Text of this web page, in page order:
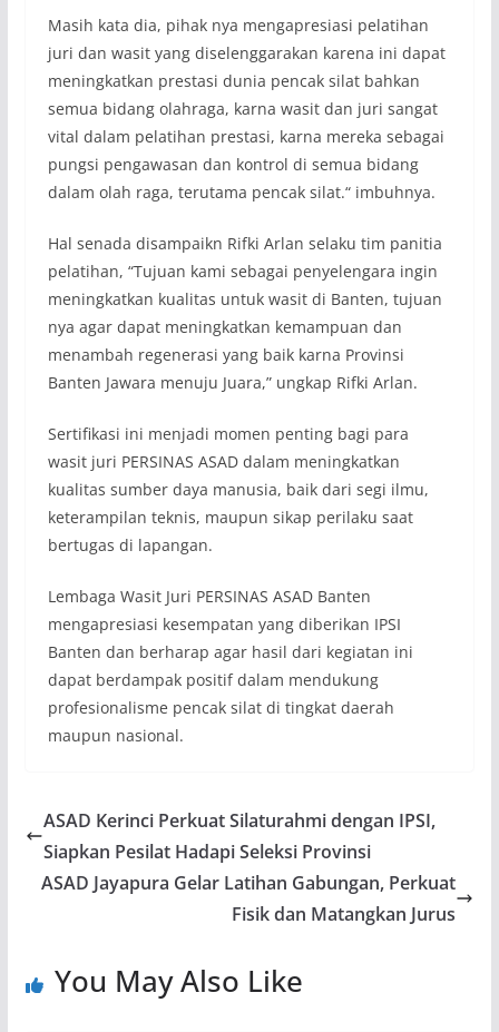
Masih kata dia, pihak nya mengapresiasi pelatihan
juri dan wasit yang diselenggarakan karena ini dapat
meningkatkan prestasi dunia pencak silat bahkan
semua bidang olahraga, karna wasit dan juri sangat
vital dalam pelatihan prestasi, karna mereka sebagai
pungsi pengawasan dan kontrol di semua bidang
dalam olah raga, terutama pencak silat.“ imbuhnya.
Hal senada disampaikn Rifki Arlan selaku tim panitia
pelatihan, “Tujuan kami sebagai penyelengara ingin
meningkatkan kualitas untuk wasit di Banten, tujuan
nya agar dapat meningkatkan kemampuan dan
menambah regenerasi yang baik karna Provinsi
Banten Jawara menuju Juara,” ungkap Rifki Arlan.
Sertifikasi ini menjadi momen penting bagi para
wasit juri PERSINAS ASAD dalam meningkatkan
kualitas sumber daya manusia, baik dari segi ilmu,
keterampilan teknis, maupun sikap perilaku saat
bertugas di lapangan.
Lembaga Wasit Juri PERSINAS ASAD Banten
mengapresiasi kesempatan yang diberikan IPSI
Banten dan berharap agar hasil dari kegiatan ini
dapat berdampak positif dalam mendukung
profesionalisme pencak silat di tingkat daerah
maupun nasional.
ASAD Kerinci Perkuat Silaturahmi dengan IPSI,
Siapkan Pesilat Hadapi Seleksi Provinsi
ASAD Jayapura Gelar Latihan Gabungan, Perkuat
Fisik dan Matangkan Jurus
You May Also Like